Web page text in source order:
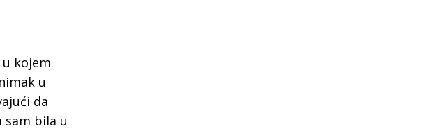
kojem
u
da
sam bila u